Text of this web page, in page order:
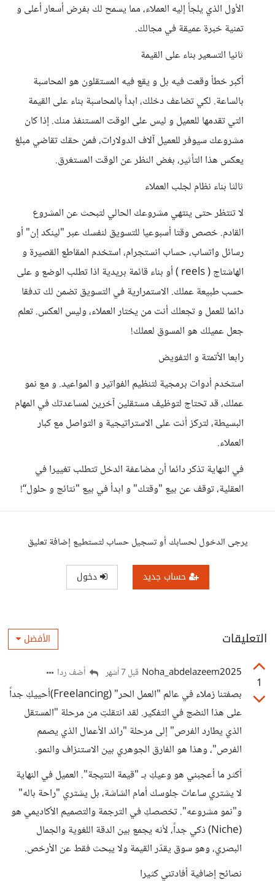
الأول الذي يلجأ إليه العملاء، مما يسمح لك بفرض أسعار أعلى و
تمنية خبرة عميقة في مجالك.
ثانيا التسعير بناء على القيمة
أكبر خطأ وقعت فيه بل و يقع فيه المستقلون هو المحاسبة
بالساعة. لكي تضاعف دخلك، ابدأ بالمحاسبة بناء على القيمة
التي تقدمها للعميل و ليس على الوقت المستنفذ منك. إذا كان
مشروعك سيوفر للعميل آلاف الدولارات، فمن حقك تقاضي مبلغ
يعكس هذا التأثير، بغض النظر عن الوقت المستغرق.
ثالثا بناء نظام لجلب العملاء
لا تنتظر حتى ينتهي مشروعك الحالي لتبحث عن المشروع
القادم. خصص وقتا أسبوعيا للتسويق لنفسك عبر "لينكد إن" أو
رسائل واتساب، حساب انستجرام، استخدم المقاطع القصيرة و
الهاشتاج ( reels ) أو بناء قائمة بريدية اذا تطلب الوضع و على
حسب طبيعة عملك. الاستمرارية في التسويق تضمن لك تدفقا
دائما للعمل و تجعلك أنت من يختار العملاء، وليس العكس. تعلم
جعل عميلك هو المسوق لعملك!
رابعا الأتمتة و التفويض
استخدم أدوات برمجية لتنظيم الفواتير و المواعيد. و مع نمو
عملك، قد تحتاج لتوظيف مستقلين آخرين لمساعدتك في المهام
البسيطة، لتركز أنت على الاستراتيجية و التواصل مع كبار
العملاء.
في النهاية تذكر دائما أن مضاعفة الدخل تتطلب تغييرا في
العقلية، توقف عن بيع "وقتك" و ابدأ في بيع "نتائج و حلول“!
يرجى الدخول لحسابك أو تسجيل حساب لتستطيع إضافة تعليق
حساب جديد دخول
التعليقات الأفضل
1
Noha_abdelazeem2025 قبل 7 أشهر أضف ردا
بصفتنا زملاء في عالم "العمل الحر" (Freelancing)أحييكِ جداً
على هذا النضج في التفكير. لقد انتقلتِ من مرحلة "المستقل
الذي يطارد الفرص" إلى مرحلة "رائد الأعمال الذي يصمم
الفرص"، وهذا هو الفارق الجوهري بين الاستنزاف والنمو.
​أكثر ما أعجبني هو وعيكِ بـ "قيمة النتيجة". العميل في النهاية
لا يشتري ساعات جلوسك أمام الشاشة، بل يشتري "راحة باله"
و"نمو مشروعه". تخصصكِ في الترجمة والتصميم الأكاديمي هو
(Niche) ذكي جداً، لأنه يجمع بين الدقة اللغوية والجمال
البصري، وهو سوق يقدّر القيمة ولا يبحث فقط عن الأرخص.
​نصائح إضافية أفادتني كثيرا